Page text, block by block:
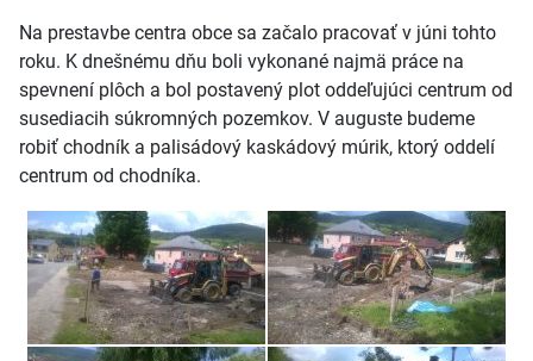
Na prestavbe centra obce sa začalo pracovať v júni tohto
roku. K dnešnému dňu boli vykonané najmä práce na
spevnení plôch a bol postavený plot oddeľujúci centrum od
susediacih súkromných pozemkov. V auguste budeme
robiť chodník a palisádový kaskádový múrik, ktorý oddelí
centrum od chodníka.